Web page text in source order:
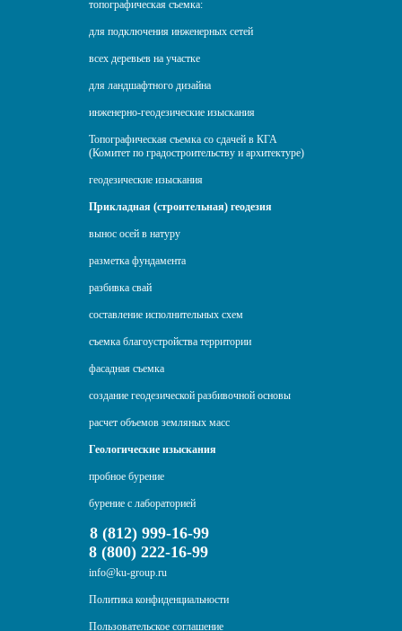
топографическая съемка:
для подключения инженерных сетей
всех деревьев на участке
для ландшафтного дизайна
инженерно-геодезические изыскания
Топографическая съемка со сдачей в КГА
(Комитет по градостроительству и архитектуре)
геодезические изыскания
Прикладная (строительная) геодезия
вынос осей в натуру
разметка фундамента
разбивка свай
составление исполнительных схем
съемка благоустройства территории
фасадная съемка
создание геодезической разбивочной основы
расчет объемов земляных масс
Геологические изыскания
пробное бурение
бурение с лабораторией
8 (812) 999-16-99
8 (800) 222-16-99
info@ku-group.ru
Политика конфиденциальности
Пользовательское соглашение